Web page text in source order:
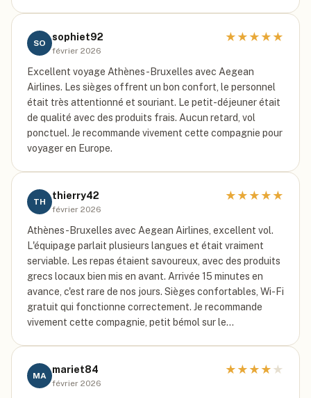
SO
sophiet92
février 2026
★ ★ ★ ★ ★
Excellent voyage Athènes-Bruxelles avec Aegean
Airlines. Les sièges offrent un bon confort, le personnel
était très attentionné et souriant. Le petit-déjeuner était
de qualité avec des produits frais. Aucun retard, vol
ponctuel. Je recommande vivement cette compagnie pour
voyager en Europe.
TH
thierry42
février 2026
★ ★ ★ ★ ★
Athènes-Bruxelles avec Aegean Airlines, excellent vol.
L'équipage parlait plusieurs langues et était vraiment
serviable. Les repas étaient savoureux, avec des produits
grecs locaux bien mis en avant. Arrivée 15 minutes en
avance, c'est rare de nos jours. Sièges confortables, Wi-Fi
gratuit qui fonctionne correctement. Je recommande
vivement cette compagnie, petit bémol sur le…
MA
mariet84
février 2026
★ ★ ★ ★ ★